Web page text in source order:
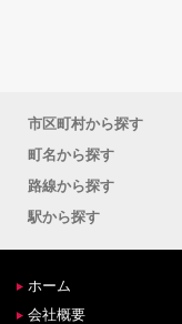
市区町村から探す
町名から探す
路線から探す
駅から探す
ホーム
会社概要